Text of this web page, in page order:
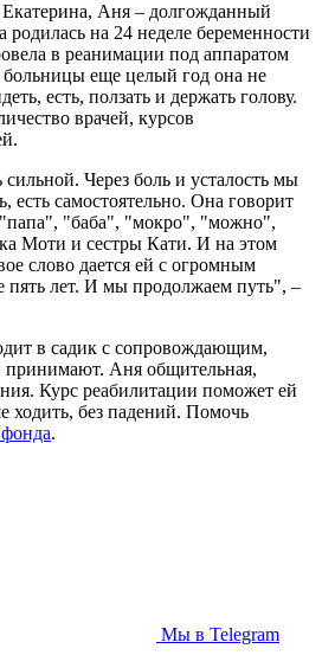
Аня – долгожданный
родилась на 24 неделе беременности
в реанимации под аппаратом
еще целый год она не
есть, ползать и держать голову.
врачей, курсов
сильной. Через боль и усталость мы
есть самостоятельно. Она говорит
"папа", "баба", "мокро", "можно",
Моти и сестры Кати. И на этом
слово дается ей с огромным
лет. И мы продолжаем путь", –
в садик с сопровождающим,
принимают. Аня общительная,
Курс реабилитации поможет ей
ходить, без падений. Помочь
.
Мы в Telegram